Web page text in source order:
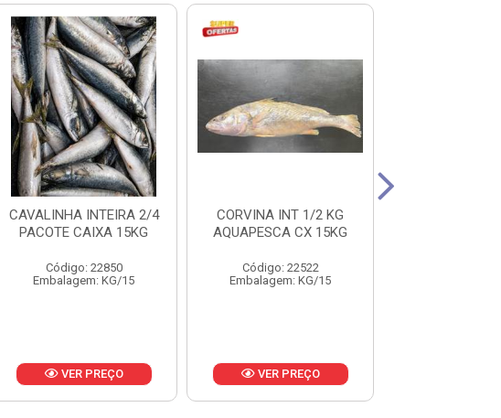
CAVALINHA INTEIRA 2/4
PACOTE CAIXA 15KG
Código: 22850
Embalagem: KG/15
VER PREÇO
CORVINA INT 1/2 KG
AQUAPESCA CX 15KG
Código: 22522
Embalagem: KG/15
VER PREÇO